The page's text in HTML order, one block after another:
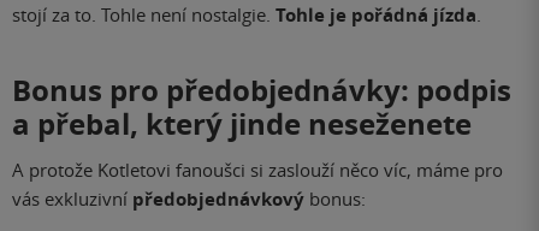
stojí za to. Tohle není nostalgie. Tohle je pořádná jízda
Bonus pro předobjednávky: podpis
a přebal, který jinde neseženete
A protože Kotletovi fanoušci si zaslouží něco víc, máme pro
vás exkluzivní předobjednávkový bonus: